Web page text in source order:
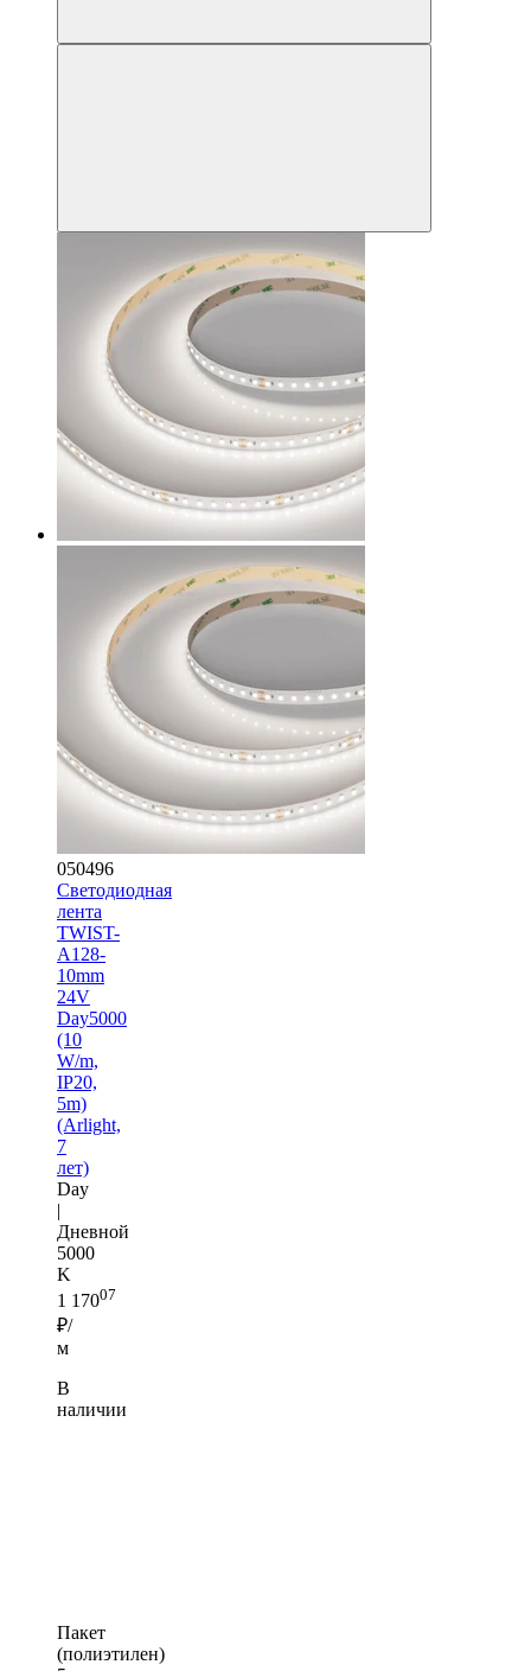
050496
Светодиодная
лента
TWIST-
A128-
10mm
24V
Day5000
(10
W/m,
IP20,
5m)
(Arlight,
7
лет)
Day
|
Дневной
5000
K
1 17007
₽/
м
В
наличии
Пакет
(полиэтилен)